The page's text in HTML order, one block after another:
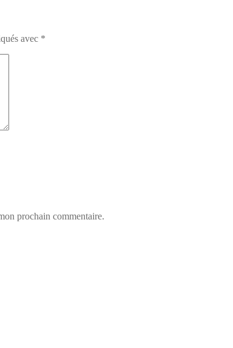
avec *
prochain commentaire.